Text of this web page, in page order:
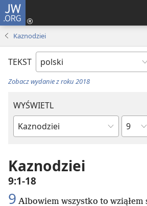
JW.ORG
Kaznodziei
TEKST
Zobacz wydanie z roku 2018
WYŚWIETL
według
biblijnych
według
Kaznodziei
9:1-18
9 Albowiem wszystko to wziąłem